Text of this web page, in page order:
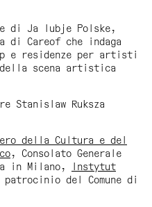
di Ja lubje Polske,
di Careof che indaga
e residenze per artisti
scena artistica
Stanislaw Ruksza
della Cultura e del
, Consolato Generale
in Milano,
Instytut
del Comune di